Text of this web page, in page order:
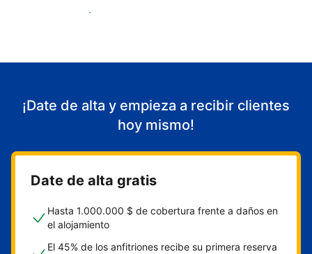
Empieza a recibir clientes
¡Date de alta y empieza a recibir clientes
hoy mismo!
Date de alta gratis
Hasta 1.000.000 $ de cobertura frente a daños en
el alojamiento
El 45% de los anfitriones recibe su primera reserva